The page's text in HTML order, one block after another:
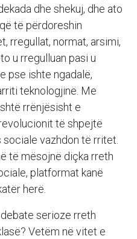
dhe shekuj, dhe ato
të përdoreshin
rregullat, normat, arsimi,
u rregulluan pasi u
pse ishte ngadalë,
teknologjinë. Me
rrënjësisht e
të shpejtë
vazhdon të rritet.
të mësojnë diçka rreth
platformat kanë
herë.
serioze rreth
Vetëm në vitet e